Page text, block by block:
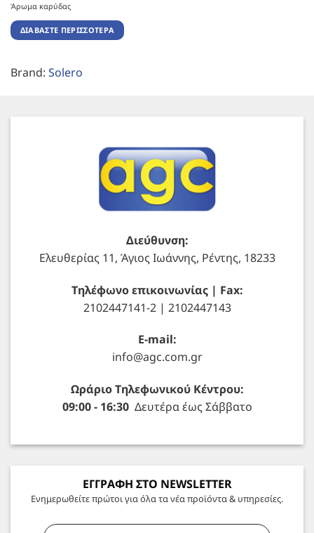
Άρωμα καρύδας
ΔΙΑΒΆΣΤΕ ΠΕΡΙΣΣΌΤΕΡΑ
Brand: Solero
Διεύθυνση:
Ελευθερίας 11, Άγιος Ιωάννης, Ρέντης, 18233
Τηλέφωνο επικοινωνίας | Fax:
2102447141-2 | 2102447143
E-mail:
info@agc.com.gr
Ωράριο Τηλεφωνικού Κέντρου:
09:00 - 16:30Δευτέρα έως Σάββατο
ΕΓΓΡΑΦΗ ΣΤΟ NEWSLETTER
Ενημερωθείτε πρώτοι για όλα τα νέα προϊόντα & υπηρεσίες.